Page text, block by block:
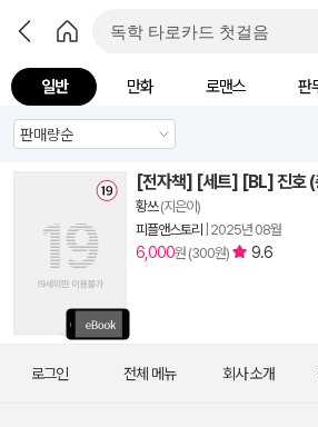
일반 만화 로맨스 판
[전자책] [세트] [BL] 진호
황쓰(지은이)
피플앤스토리
2025년 08월
6,000원 (300원) 9.6
로그인 전체 메뉴 회사 소개